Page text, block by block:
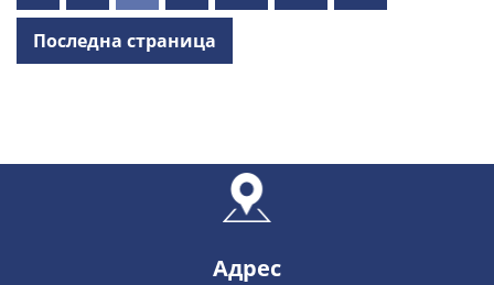
Последна страница
Адрес